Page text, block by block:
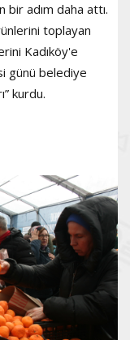
adım daha attı.
toplayan
Kadıköy'e
günü belediye
kurdu.